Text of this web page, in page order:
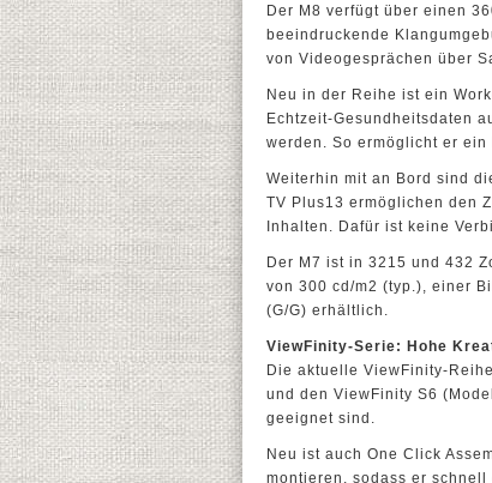
Der M8 verfügt über einen
beeindruckende
von Videogesprächen über
Neu in der Reihe ist ein
Echtzeit-Gesundheitsdaten
werden. So ermöglicht er
Weiterhin mit an Bord sind
TV Plus13 ermöglichen den
Inhalten. Dafür ist keine
Der M7 ist in 3215 und 432
von 300 cd/m2 (typ.), einer
(G/G) erhältlich.
ViewFinity-Serie: Hohe
Die aktuelle ViewFinity-
und den ViewFinity S6
geeignet sind.
Neu ist auch One Click
montieren, sodass er